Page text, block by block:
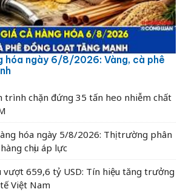
hóa ngày 6/8/2026: Vàng, cà phê
trình chặn đứng 35 tấn heo nhiễm chất
hóa ngày 5/8/2026: Thị trường phân
chịu áp lực
vượt 659,6 tỷ USD: Tín hiệu tăng trưởng
Việt Nam